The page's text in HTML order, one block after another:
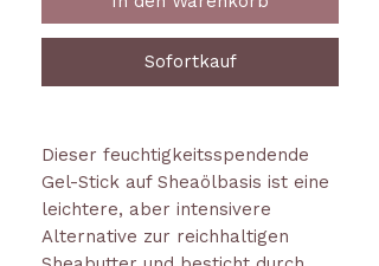
Sofortkauf
Dieser feuchtigkeitsspendende
Gel-Stick auf Sheaölbasis ist eine
leichtere, aber intensivere
Alternative zur reichhaltigen